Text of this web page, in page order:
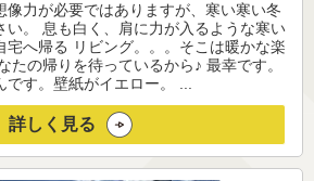
像力が必要ではありますが、寒い寒い冬
い。 息も白く、肩に力が入るような寒い
宅へ帰る リビング。。。そこは暖かな楽
たの帰りを待っているから♪ 最幸です。
す。壁紙がイエロー。 ...
詳しく見る